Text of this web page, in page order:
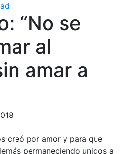
“No se
al
amar a
creó por amor y para que
permaneciendo unidos a